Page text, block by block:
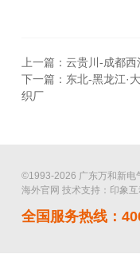
上一篇：云贵川-成都西
下一篇：东北-黑龙江·
织厂
©1993-2026 广东万和新电
海外官网 技术支持：印象互
全国服务热线：